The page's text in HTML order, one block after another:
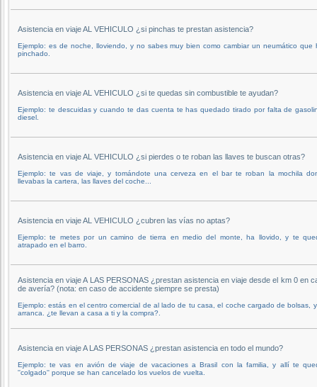
Asistencia en viaje AL VEHICULO ¿si pinchas te prestan asistencia?
Ejemplo: es de noche, lloviendo, y no sabes muy bien como cambiar un neumático que
pinchado.
Asistencia en viaje AL VEHICULO ¿si te quedas sin combustible te ayudan?
Ejemplo: te descuidas y cuando te das cuenta te has quedado tirado por falta de
diesel.
Asistencia en viaje AL VEHICULO ¿si pierdes o te roban las llaves te buscan otras?
Ejemplo: te vas de viaje, y tomándote una cerveza en el bar te roban la mochila
llevabas la cartera, las llaves del coche...
Asistencia en viaje AL VEHICULO ¿cubren las vías no aptas?
Ejemplo: te metes por un camino de tierra en medio del monte, ha llovido, y te
atrapado en el barro.
Asistencia en viaje A LAS PERSONAS ¿prestan asistencia en viaje desde el km 0 en
de avería? (nota: en caso de accidente siempre se presta)
Ejemplo: estás en el centro comercial de al lado de tu casa, el coche cargado de bolsas,
arranca. ¿te llevan a casa a ti y la compra?.
Asistencia en viaje A LAS PERSONAS ¿prestan asistencia en todo el mundo?
Ejemplo: te vas en avión de viaje de vacaciones a Brasil con la familia, y allí te
''colgado'' porque se han cancelado los vuelos de vuelta.